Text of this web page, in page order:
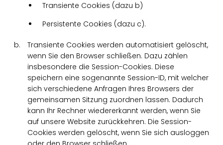
Transiente Cookies (dazu b)
Persistente Cookies (dazu c).
Transiente Cookies werden automatisiert gelöscht,
wenn Sie den Browser schließen. Dazu zählen
insbesondere die Session-Cookies. Diese
speichern eine sogenannte Session-ID, mit welcher
sich verschiedene Anfragen Ihres Browsers der
gemeinsamen Sitzung zuordnen lassen. Dadurch
kann Ihr Rechner wiedererkannt werden, wenn Sie
auf unsere Website zurückkehren. Die Session-
Cookies werden gelöscht, wenn Sie sich ausloggen